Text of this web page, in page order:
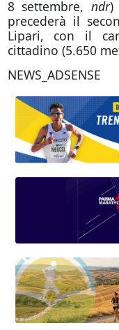
8 settembre,ndr)
precederà il
Lipari, con il
cittadino (5.650
NEWS_ADSENSE